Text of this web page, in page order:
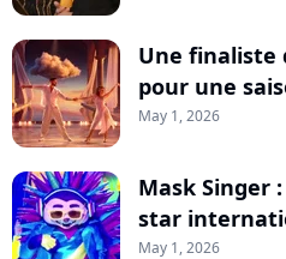
Une finaliste
pour une
May 1, 2026
Mask Singer
star
May 1, 2026